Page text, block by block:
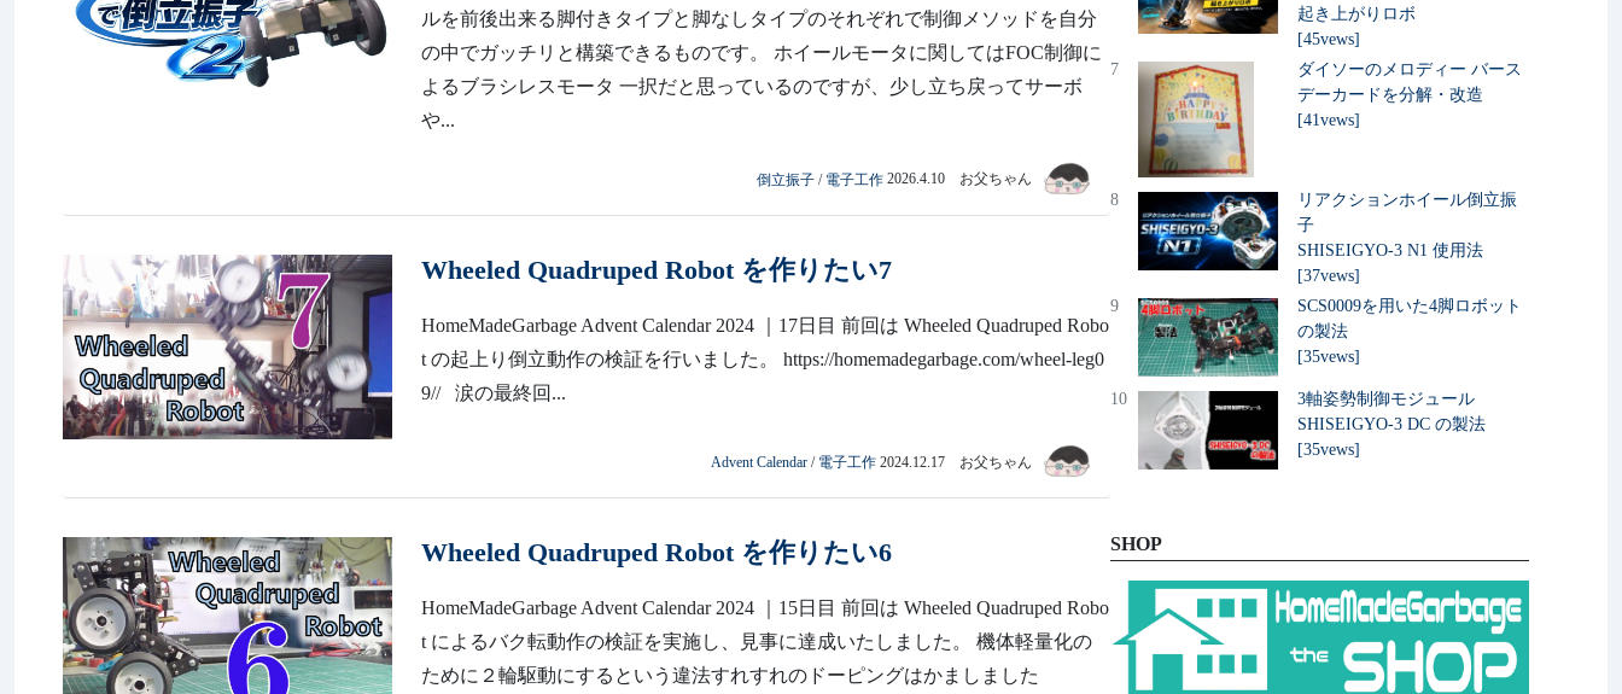
ルを前後出来る脚付きタイプと脚なしタイプのそれぞれで制御メソッドを自分
の中でガッチリと構築できるものです。 ホイールモータに関してはFOC制御に
よるブラシレスモータ 一択だと思っているのですが、少し立ち戻ってサーボ
や...
倒立振子 / 電子工作 2026.4.10 お父ちゃん
Wheeled Quadruped Robot を作りたい7
HomeMadeGarbage Advent Calendar 2024 ｜17日目 前回は Wheeled Quadruped Robo
t の起上り倒立動作の検証を行いました。 https://homemadegarbage.com/wheel-leg0
9// 涙の最終回...
Advent Calendar / 電子工作 2024.12.17 お父ちゃん
Wheeled Quadruped Robot を作りたい6
HomeMadeGarbage Advent Calendar 2024 ｜15日目 前回は Wheeled Quadruped Robo
t によるバク転動作の検証を実施し、見事に達成いたしました。 機体軽量化の
ために２輪駆動にするという違法すれすれのドーピングはかましました
起き上がりロボ
[45vews]
7
ダイソーのメロディー バース
デーカードを分解・改造
[41vews]
8
リアクションホイール倒立振
子
SHISEIGYO-3 N1 使用法
[37vews]
9
SCS0009を用いた4脚ロボット
の製法
[35vews]
10
3軸姿勢制御モジュール
SHISEIGYO-3 DC の製法
[35vews]
SHOP